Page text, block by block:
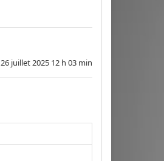
26 juillet 2025 12 h 03 min